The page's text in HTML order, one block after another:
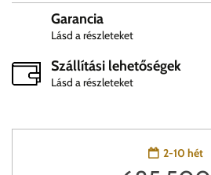
Garancia
Lásd a részleteket
Szállítási lehetőségek
Lásd a részleteket
2-10 hét